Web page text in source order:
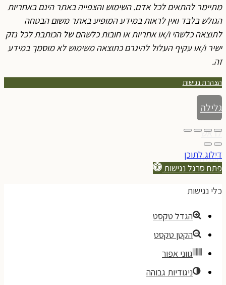
מתיימר להתאים לכל אדם. השימוש והצפייה באתר הינם באחריות
הגולש בלבד ואין לראות במידע המופיע באתר משום הבטחה
לתוצאה כלשהי ו/או אחריות או חובות כלשהם של הכותבת לכל נזק
ישיר ו/או עקיף העלול להיגרם כתוצאה משימוש לא מוסמך במידע
זה.
הצהרת נגישות
גלילה
לראש
העמוד
דילוג לתוכן
פתח סרגל נגישות
כלי נגישות
הגדל טקסט
הקטן טקסט
גווני אפור
ניגודיות גבוהה